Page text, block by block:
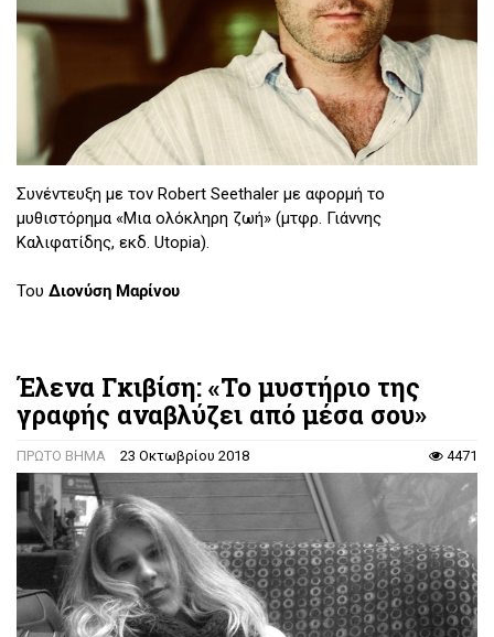
Συνέντευξη με τον Robert Seethaler με αφορμή το
μυθιστόρημα «Μια ολόκληρη ζωή» (μτφρ. Γιάννης
Καλιφατίδης, εκδ. Utopia).
Του Διονύση Μαρίνου
Έλενα Γκιβίση: «Το μυστήριο της
γραφής αναβλύζει από μέσα σου»
ΠΡΩΤΟ ΒΗΜΑ 23 Οκτωβρίου 2018 4471